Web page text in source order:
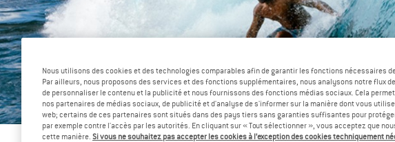
Nous utilisons des cookies et des technologies comparables afin de garantir les fonctions nécessaires
Par ailleurs, nous proposons des services et des fonctions supplémentaires, nous analysons notre flux
de personnaliser le contenu et la publicité et nous fournissons des fonctions médias sociaux. Cela
nos partenaires de médias sociaux, de publicité et d'analyse de s'informer sur la manière dont vous
web; certains de ces partenaires sont situés dans des pays tiers sans garanties suffisantes pour
par exemple contre l'accès par les autorités. En cliquant sur « Tout sélectionner », vous acceptez que
cette manière. Si vous ne souhaitez pas accepter les cookies à l’exception des cookies techniquement